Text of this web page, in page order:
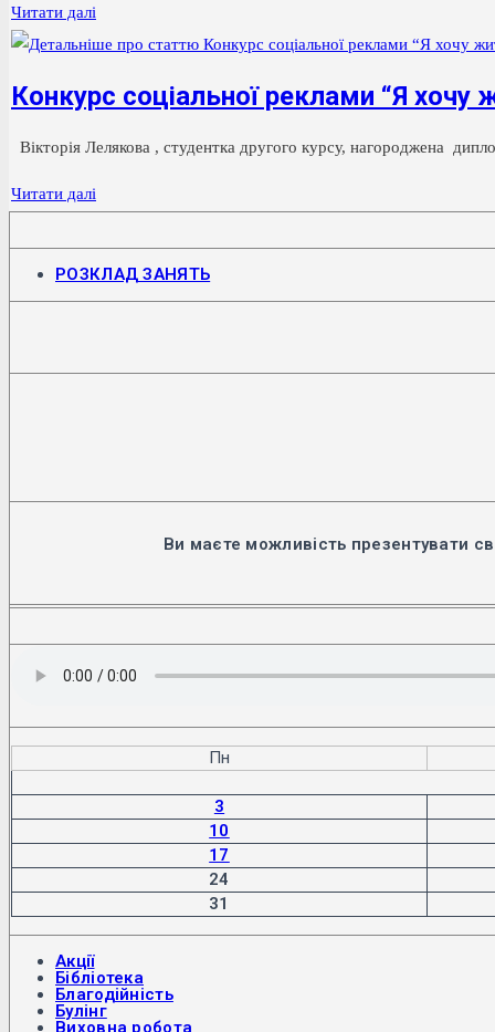
Читати далі
до
де
Конкурс соціальної реклами “Я хочу
Вікторія Лелякова , студентка другого курсу, нагороджена
Читати далі
реклами
“Я
саме
РОЗКЛАД ЗАНЯТЬВідкриється
новій
Ви маєте можливість презентувати
Пн
3
10
17
24
31
Акції
Бібліотека
Благодійність
Булінг
Виховна робота